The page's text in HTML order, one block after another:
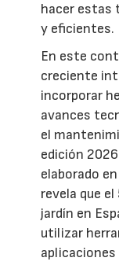
hacer estas
y eficientes.
En este
creciente
incorporar
avances
el
edición
elaborado
revela que
jardín en
utilizar